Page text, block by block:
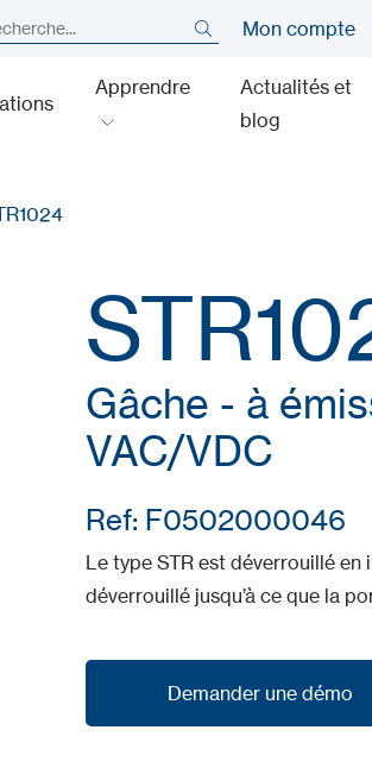
Mon compte
Apprendre
Actualités et
blog
Gâche - à
VAC/VDC
Ref: F0502000046
Le type STR est déverrouillé
déverrouillé jusqu’à ce que la
Demander une démo